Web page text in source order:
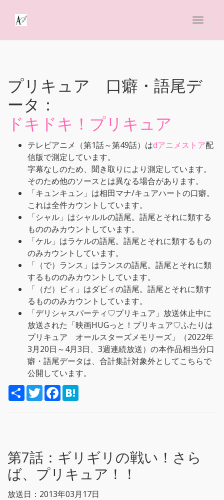
プリキュア 口癖・語尾デ
ータ：
ドキドキ！プリキュア
テレビアニメ（第1話～第49話）はdアニメストア配
信版で測定しています。
字幕なしのため、聞き取りにより測定しています。
そのため他のソースとは異なる場合があります。
「キュンキュン」は相田マナ/キュアハートの口癖。
これは全件カウントしています。
「シャル」はシャルルの語尾。語尾とそれに類する
もののみカウントしています。
「ケル」はラケルの語尾。語尾とそれに類するもの
のみカウントしています。
「（で）ランス」はランスの語尾。語尾とそれに類
するもののみカウントしています。
「（だ）ビィ」はダビィの語尾。語尾とそれに類す
るもののみカウントしています。
「デリシャスパーティ♡プリキュア」放送休止中に
放送された「映画HUGっと！プリキュア♡ふたりは
プリキュア オールスターズメモリーズ」（2022年
3月20日～4月3日、3週連続放送）の本作品相当分口
癖・語尾データは、合計集計対象外としてこちらで
公開しています。
S
h
T
w
F
a
第7話： ギリギリの戦い！さら
ば、プリキュア！！
放送日：2013年03月17日